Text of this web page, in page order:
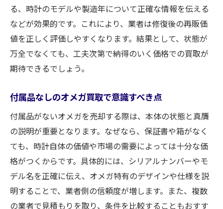
る、時計のモデルや製造年について正確な情報を伝える
などが効果的です。これにより、業者は修復後の再販価
値を正しく評価しやすくなります。結果として、状態が
万全でなくても、工夫次第で納得のいく価格での買取が
期待できるでしょう。
付属品なしのオメガ買取で意識すべき点
付属品がないオメガを売却する際は、本体の状態と真贋
の説明が重要となります。なぜなら、保証書や箱がなく
ても、時計自体の価値や市場の需要によっては十分な価
格がつくからです。具体的には、シリアルナンバーやモ
デル名を正確に伝え、オメガ特有のデザインや仕様を説
明することで、業者側の信頼度が増します。また、複数
の業者で見積もりを取り、条件を比較することもおすす